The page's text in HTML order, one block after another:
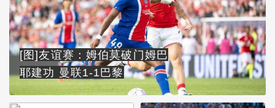
[图]友谊赛：姆伯莫破门姆巴
耶建功 曼联1-1巴黎